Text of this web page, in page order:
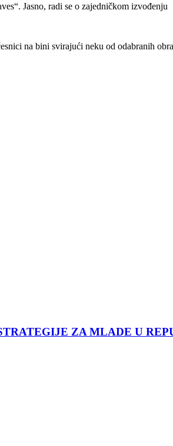
Jasno, radi se o zajedničkom izvođenju
na bini svirajući neku od odabranih
ZA MLADE U